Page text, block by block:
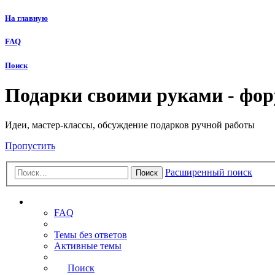
На главную
FAQ
Поиск
Подарки своими руками -
Идеи, мастер-классы, обсуждение подарков ручной работы
Пропустить
Поиск Расширенный поиск
FAQ
Темы без ответов
Активные темы
Поиск